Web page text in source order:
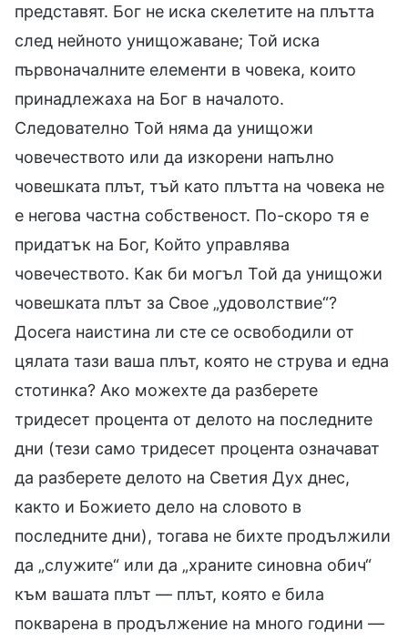
представят. Бог не иска скелетите на плътта
след нейното унищожаване; Той иска
първоначалните елементи в човека, които
принадлежаха на Бог в началото.
Следователно Той няма да унищожи
човечеството или да изкорени напълно
човешката плът, тъй като плътта на човека не
е негова частна собственост. По-скоро тя е
придатък на Бог, Който управлява
човечеството. Как би могъл Той да унищожи
човешката плът за Свое „удоволствие“?
Досега наистина ли сте се освободили от
цялата тази ваша плът, която не струва и една
стотинка? Ако можехте да разберете
тридесет процента от делото на последните
дни (тези само тридесет процента означават
да разберете делото на Светия Дух днес,
както и Божието дело на словото в
последните дни), тогава не бихте продължили
да „служите“ или да „храните синовна обич“
към вашата плът — плът, която е била
покварена в продължение на много години —